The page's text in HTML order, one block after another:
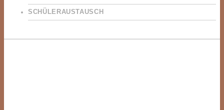
SCHÜLERAUSTAUSCH